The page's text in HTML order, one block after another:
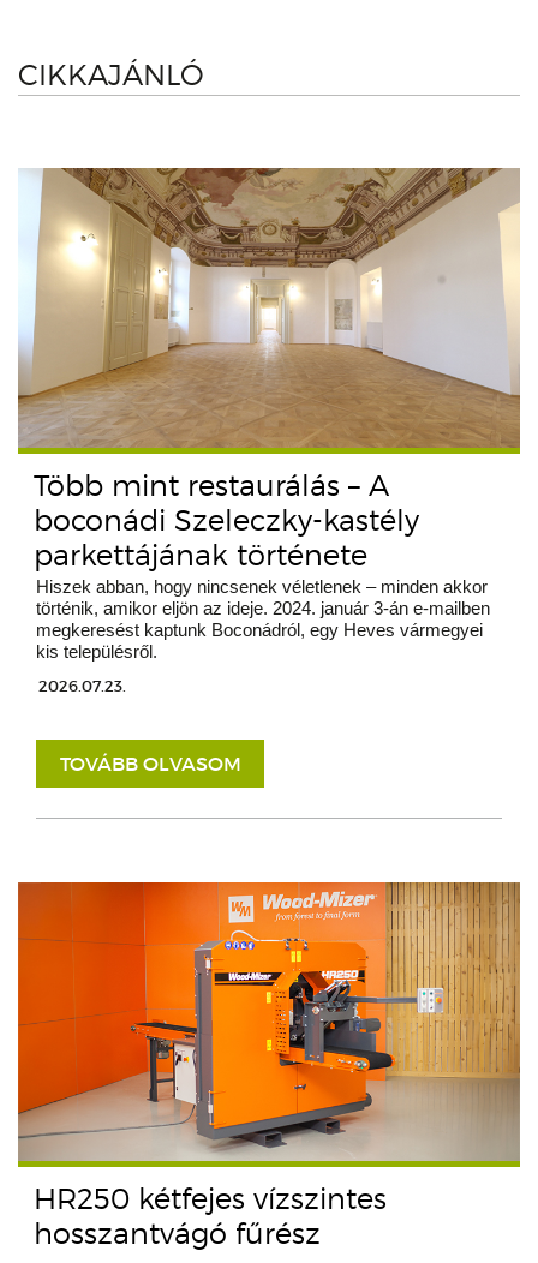
CIKKAJÁNLÓ
Több mint restaurálás – A
boconádi Szeleczky-kastély
parkettájának története
Hiszek abban, hogy nincsenek véletlenek – minden akkor
történik, amikor eljön az ideje. 2024. január 3-án e-mailben
megkeresést kaptunk Boconádról, egy Heves vármegyei
kis településről.
2026.07.23.
TOVÁBB OLVASOM
HR250 kétfejes vízszintes
hosszantvágó fűrész